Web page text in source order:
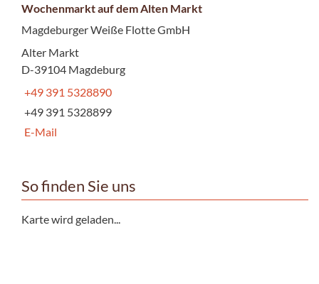
Wochenmarkt auf dem Alten Markt
Magdeburger Weiße Flotte GmbH
Alter Markt
D-39104 Magdeburg
+49 391 5328890
+49 391 5328899
E-Mail
So finden Sie uns
Karte wird geladen...